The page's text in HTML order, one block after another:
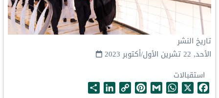
تاريخ النشر
الأحد, 22 تشرين الأول/أكتوبر 2023
استقبالات
F
X
W
G
P
C
L